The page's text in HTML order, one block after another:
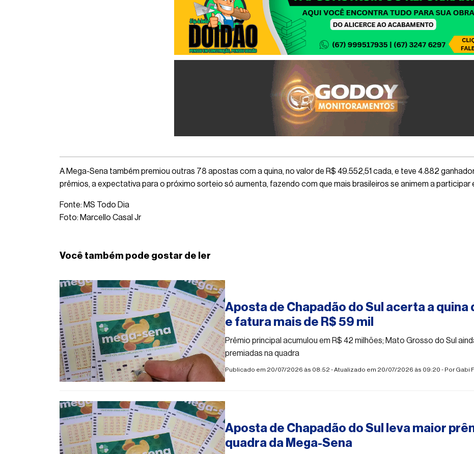
A Mega-Sena também premiou outras 78 apostas com a quina, no valor de R$ 49.552,51 cada, e teve 4.882
prêmios, a expectativa para o próximo sorteio só aumenta, fazendo com que mais brasileiros se animem a participar
Fonte: MS Todo Dia
Foto: Marcello Casal Jr
Você também pode gostar de ler
Aposta de Chapadão do Sul acerta a quina
e fatura mais de R$ 59 mil
Prêmio principal acumulou em R$ 42 milhões; Mato Grosso do Sul
premiadas na quadra
Publicado em 20/07/2026 às 08:52 - Atualizado em 20/07/2026 às 09:20 - PorGabi
Aposta de Chapadão do Sul leva maior
quadra da Mega-Sena